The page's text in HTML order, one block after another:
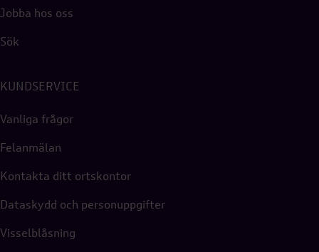
Jobba hos oss
Sök
KUNDSERVICE
Vanliga frågor
Felanmälan
Kontakta ditt ortskontor
Dataskydd och personuppgifter
Visselblåsning